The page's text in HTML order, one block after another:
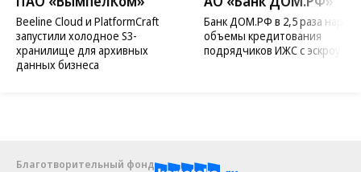
Beeline Cloud и PlatformCraft
запустили холодное S3-
хранилище для архивных
данных бизнеса
Банк ДОМ.РФ в 2,5 раза
объемы кредитования
подрядчиков ИЖС с эскроу
Благотворительный фонд